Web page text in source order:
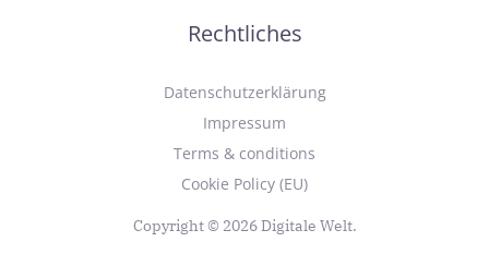
Rechtliches
Datenschutzerklärung
Impressum
Terms & conditions
Cookie Policy (EU)
Copyright © 2026 Digitale Welt.